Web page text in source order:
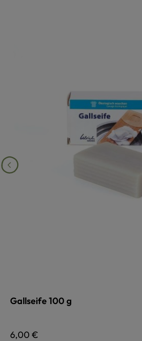
Gallseife 100 g
Regulärer Preis:
6,00 €